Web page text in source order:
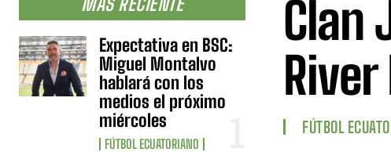
Expectativa en BSC:
Miguel Montalvo
hablará con los
medios el próximo
miércoles
FÚTBOL ECUATORIANO
Clan
FÚTBOL